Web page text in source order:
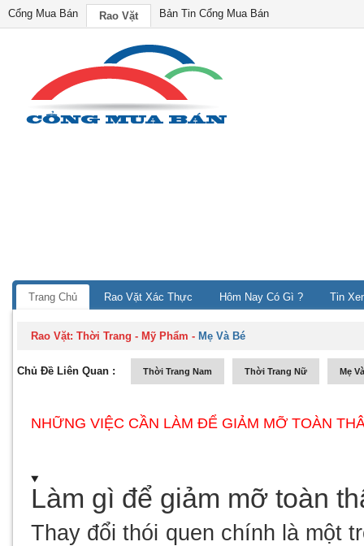
Cổng Mua Bán Rao Vặt Bản Tin Cổng Mua Bán
Trang Chủ Rao Vặt Xác Thực Hôm Nay Có Gì ? Tin
Rao Vặt:Thời Trang - Mỹ Phẩm - Mẹ Và Bé
Chủ Đề Liên Quan : Thời Trang Nam Thời Trang Nữ Mẹ
NHỮNG VIỆC CẦN LÀM ĐỂ GIẢM MỠ TOÀN
Làm gì để giảm mỡ toàn
Thay đổi thói quen chính là một